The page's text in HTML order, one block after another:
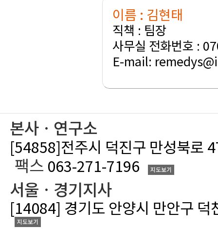
이름 : 김현태
직책 : 팀장
사무실 전화번호 :
E-mail:
본사ㆍ연구소
[54858]전주시 덕진구 만성북로
팩스 063-271-7196 지도보기
서울ㆍ경기지사
[14084] 경기도 안양시 만안구
지도보기